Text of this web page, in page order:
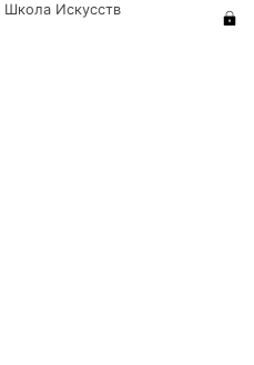
Искусств